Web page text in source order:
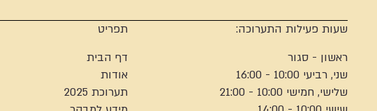
שעות פעילות התערוכה:
ראשון - סגור
שני, רביעי 10:00 - 16:00
שלישי, חמישי 10:00 - 21:00
תפריט
דף הבית
אודות
תערוכת 2025